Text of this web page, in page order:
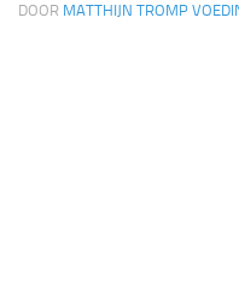
DOOR MATTHIJN TROMP